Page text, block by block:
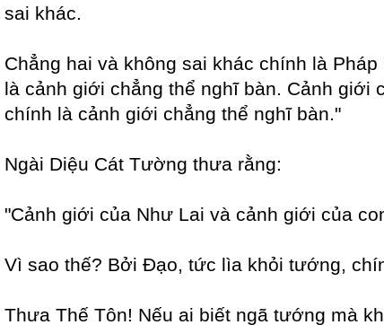
sai khác.
Chẳng hai và không sai khác chính là
là cảnh giới chẳng thể nghĩ bàn. Cảnh giới
chính là cảnh giới chẳng thể nghĩ bàn."
Ngài Diệu Cát Tường thưa rằng:
"Cảnh giới của Như Lai và cảnh giới của
Vì sao thế? Bởi Đạo, tức lìa khỏi tướng,
Thưa Thế Tôn! Nếu ai biết ngã tướng mà